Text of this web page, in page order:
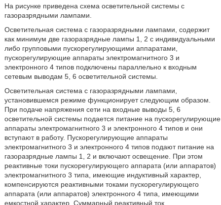
На рисунке приведена схема осветительной системы с
газоразрядными лампами.
Осветительная система с газоразрядными лампами, содержит
как минимум две газоразрядные лампы 1, 2 с индивидуальными
либо групповыми пускорегулирующими аппаратами,
пускорегулирующие аппараты электромагнитного 3 и
электронного 4 типов подключены параллельно к входным
сетевым выводам 5, 6 осветительной системы.
Осветительная система с газоразрядными лампами,
установившемся режиме функционирует следующим образом.
При подаче напряжения сети на входные выводы 5, 6
осветительной системы подается питание на пускорегулирующие
аппараты электромагнитного 3 и электронного 4 типов и они
вступают в работу. Пускорегулирующие аппараты
электромагнитного 3 и электронного 4 типов подают питание на
газоразрядные лампы 1, 2 и включают освещение. При этом
реактивные токи пускорегулирующего аппарата (или аппаратов)
электромагнитного 3 типа, имеющие индуктивный характер,
компенсируются реактивными токами пускорегулирующего
аппарата (или аппаратов) электронного 4 типа, имеющими
емкостной характер. Суммарный реактивный ток